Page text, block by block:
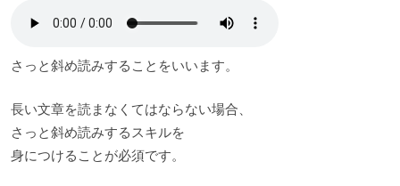
さっと斜め読みすることをいいます。
長い文章を読まなくてはならない場合、
さっと斜め読みするスキルを
身につけることが必須です。